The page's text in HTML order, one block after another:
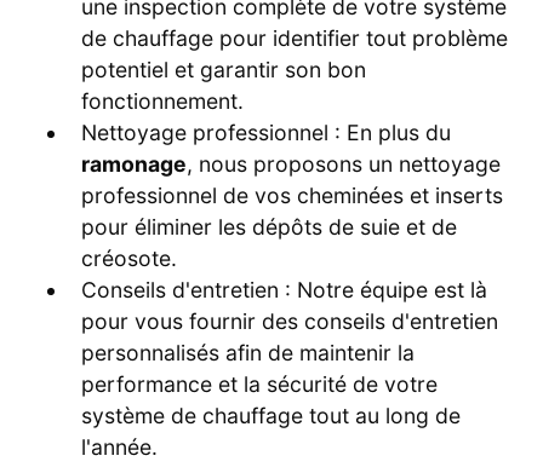
une inspection complète de votre système
de chauffage pour identifier tout problème
potentiel et garantir son bon
fonctionnement.
Nettoyage professionnel : En plus du
ramonage, nous proposons un nettoyage
professionnel de vos cheminées et inserts
pour éliminer les dépôts de suie et de
créosote.
Conseils d'entretien : Notre équipe est là
pour vous fournir des conseils d'entretien
personnalisés afin de maintenir la
performance et la sécurité de votre
système de chauffage tout au long de
l'année.